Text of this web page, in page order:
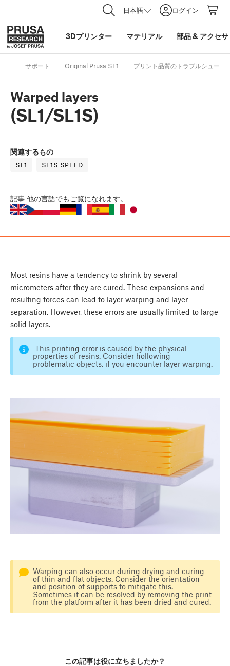
日本語 ログイン
3Dプリンター マテリアル 部品& アクセ
サポート Original Prusa SL1 プリント品質のトラブルシューテ
Warped layers
(SL1/SL1S)
関連するもの
SL1 SL1S SPEED
記事 他の言語でもご覧になれます。
Most resins have a tendency to shrink by several
micrometers after they are cured. These expansions and
resulting forces can lead to layer warping and layer
separation. However, these errors are usually limited to large
solid layers.
This printing error is caused by the physical
properties of resins. Consider hollowing
problematic objects, if you encounter layer warping.
Warping can also occur during drying and curing
of thin and flat objects. Consider the orientation
and position of supports to mitigate this.
Sometimes it can be resolved by removing the print
from the platform after it has been dried and cured.
この記事は役に立ちましたか？